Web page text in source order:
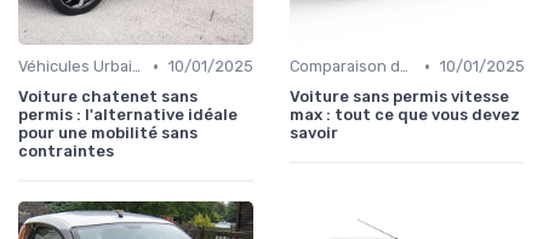
Véhicules Urbains • 10/01/2025
Voiture chatenet sans
permis : l'alternative idéale
pour une mobilité sans
contraintes
Comparaison des Modèles • 10/01/2025
Voiture sans permis vitesse
max : tout ce que vous devez
savoir